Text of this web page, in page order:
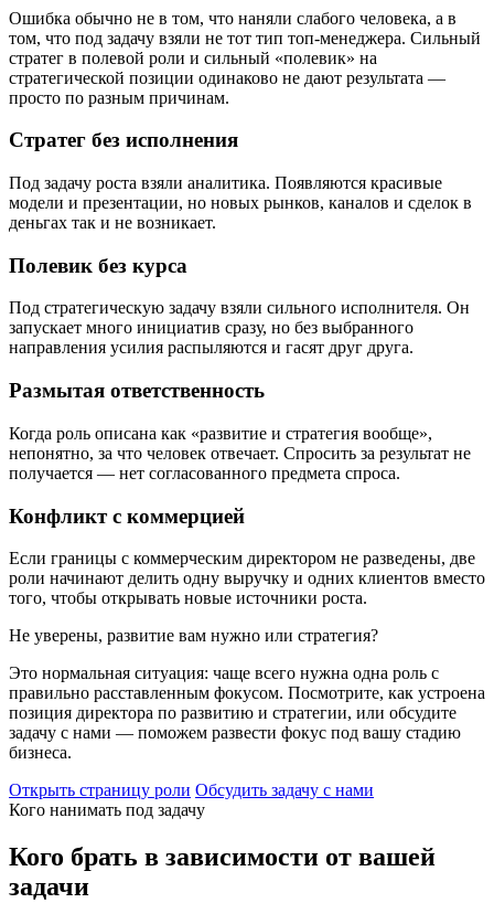
Ошибка обычно не в том, что наняли слабого человека, а в
том, что под задачу взяли не тот тип топ-менеджера. Сильный
стратег в полевой роли и сильный «полевик» на
стратегической позиции одинаково не дают результата —
просто по разным причинам.
Стратег без исполнения
Под задачу роста взяли аналитика. Появляются красивые
модели и презентации, но новых рынков, каналов и сделок в
деньгах так и не возникает.
Полевик без курса
Под стратегическую задачу взяли сильного исполнителя. Он
запускает много инициатив сразу, но без выбранного
направления усилия распыляются и гасят друг друга.
Размытая ответственность
Когда роль описана как «развитие и стратегия вообще»,
непонятно, за что человек отвечает. Спросить за результат не
получается — нет согласованного предмета спроса.
Конфликт с коммерцией
Если границы с коммерческим директором не разведены, две
роли начинают делить одну выручку и одних клиентов вместо
того, чтобы открывать новые источники роста.
Не уверены, развитие вам нужно или стратегия?
Это нормальная ситуация: чаще всего нужна одна роль с
правильно расставленным фокусом. Посмотрите, как устроена
позиция директора по развитию и стратегии, или обсудите
задачу с нами — поможем развести фокус под вашу стадию
бизнеса.
Открыть страницу роли Обсудить задачу с нами
Кого нанимать под задачу
Кого брать в зависимости от вашей
задачи